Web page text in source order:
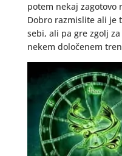
potem nekaj
Dobro razmislite ali je
sebi, ali pa gre zgolj
nekem določenem